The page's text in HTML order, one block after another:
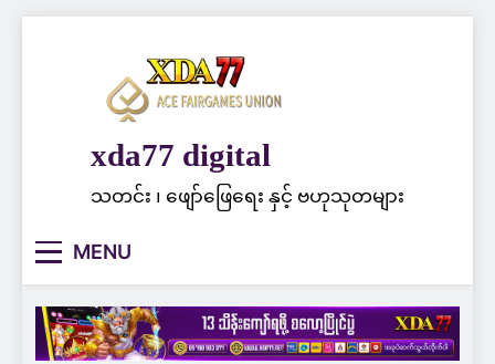
xda77 digital
သတင်း ၊ ဖျော်ဖြေရေး နှင့် ဗဟုသုတများ
MENU